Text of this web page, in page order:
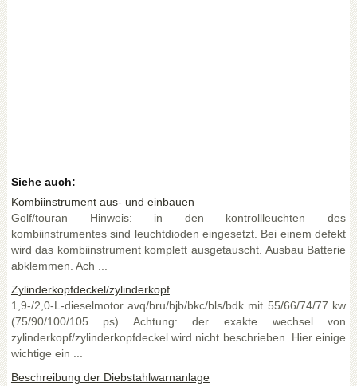
Siehe auch:
Kombiinstrument aus- und einbauen
Golf/touran Hinweis: in den kontrollleuchten des
kombiinstrumentes sind leuchtdioden eingesetzt. Bei einem defekt
wird das kombiinstrument komplett ausgetauscht. Ausbau Batterie
abklemmen. Ach ...
Zylinderkopfdeckel/zylinderkopf
1,9-/2,0-L-dieselmotor avq/bru/bjb/bkc/bls/bdk mit 55/66/74/77 kw
(75/90/100/105 ps) Achtung: der exakte wechsel von
zylinderkopf/zylinderkopfdeckel wird nicht beschrieben. Hier einige
wichtige ein ...
Beschreibung der Diebstahlwarnanlage